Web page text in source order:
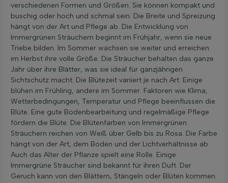
verschiedenen Formen und Größen. Sie können kompakt und
buschig oder hoch und schmal sein. Die Breite und Spreizung
hängt von der Art und Pflege ab. Die Entwicklung von
Immergrünen Sträuchern beginnt im Frühjahr, wenn sie neue
Triebe bilden. Im Sommer wachsen sie weiter und erreichen
im Herbst ihre volle Größe. Die Sträucher behalten das ganze
Jahr über ihre Blätter, was sie ideal für ganzjährigen
Sichtschutz macht. Die Blütezeit variiert je nach Art. Einige
blühen im Frühling, andere im Sommer. Faktoren wie Klima,
Wetterbedingungen, Temperatur und Pflege beeinflussen die
Blüte. Eine gute Bodenbearbeitung und regelmäßige Pflege
fördern die Blüte. Die Blütenfarben von Immergrünen
Sträuchern reichen von Weiß über Gelb bis zu Rosa. Die Farbe
hängt von der Art, dem Boden und der Lichtverhältnisse ab.
Auch das Alter der Pflanze spielt eine Rolle. Einige
Immergrüne Sträucher sind bekannt für ihren Duft. Der
Geruch kann von den Blättern, Stängeln oder Blüten kommen.